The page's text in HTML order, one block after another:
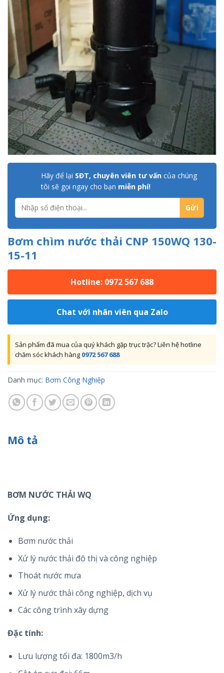
Hãy để lại SĐT, chuyên viên tư vấn của chúng
tôi sẽ gọi ngay cho bạn miễn phí!
Bơm chìm nước thải CNP 150WQ 130-
15-11
Hotline: 0972 567 688
Chat với nhân viên qua Zalo
Sản phẩm đã mua của quý khách gặp trục trặc? Liên hệ hotline
chăm sóc khách hàng 0972 567 688
Danh mục: Bơm Công Nghiệp
Mô tả
BƠM NƯỚC THẢI WQ
Ứng dụng:
Bơm nước thải
Xử lý nước thải đô thị và công nghiệp
Thoát nước mưa
Xử lý nước thải công nghiệp, dịch vụ
Các công trình xây dựng
Đặc tính:
Lưu lượng tối đa: 1800m3/h